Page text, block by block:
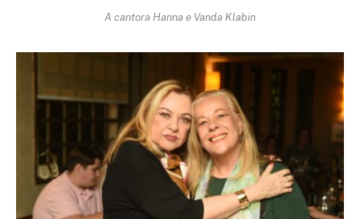
A cantora Hanna e Vanda Klabin